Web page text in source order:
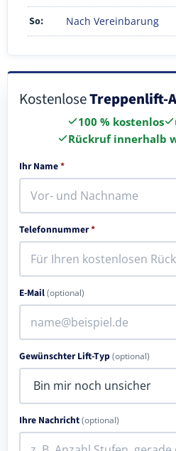
So: Nach Vereinbarung
KostenloseTreppenlift-
100 % kostenlos
Rückruf innerhalb
Ihr Name*
Telefonnummer*
E-Mail(optional)
Gewünschter Lift-Typ(optional)
Ihre Nachricht(optional)